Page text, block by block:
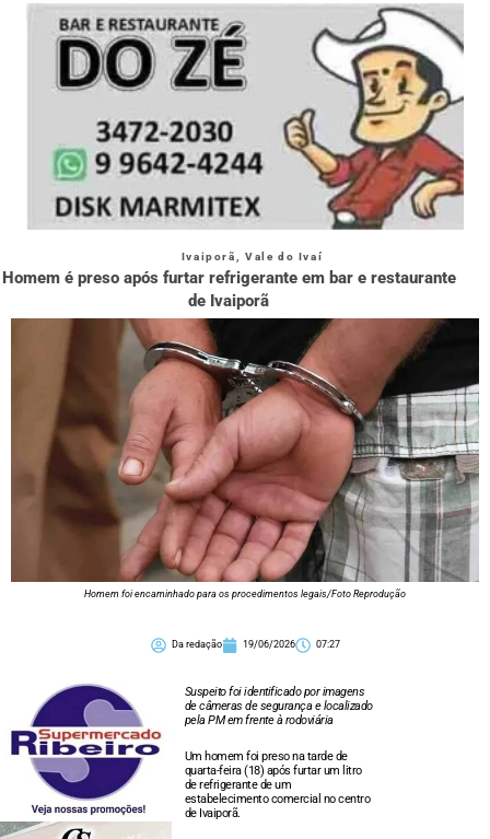
Ivaiporã Vale do Ivaí
Homem é preso após furtar refrigerante em bar e restaurante
de Ivaiporã
Homem foi encaminhado para os procedimentos legais/Foto Reprodução
Da redação 19/06/2026 07:27
Suspeito foi identificado por imagens
de câmeras de segurança e localizado
pela PM em frente à rodoviária
Um homem foi preso na tarde de
quarta-feira (18) após furtar um litro
de refrigerante de um
estabelecimento comercial no centro
de Ivaiporã.